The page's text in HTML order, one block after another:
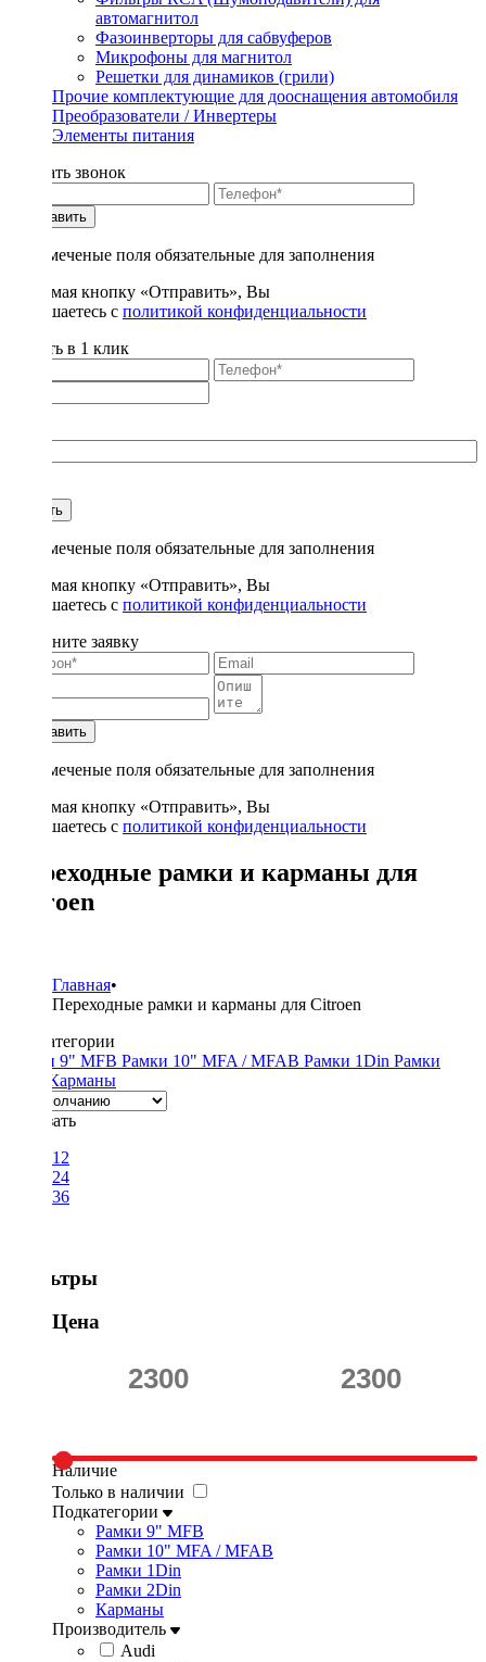
автомагнитол
Фазоинверторы для сабвуферов
Микрофоны для магнитол
Решетки для динамиков (грили)
Прочие комплектующие для дооснащения автомобиля
Преобразователи / Инвертеры
Элементы питания
Заказать звонок
Отправить
* - отмеченые поля обязательные для заполнения
Нажимая кнопку «Отправить», Вы
соглашаетесь с политикой конфиденциальности
Купить в 1 клик
Купить
* - отмеченые поля обязательные для заполнения
Нажимая кнопку «Отправить», Вы
соглашаетесь с политикой конфиденциальности
Заполните заявку
Отправить
* - отмеченые поля обязательные для заполнения
Нажимая кнопку «Отправить», Вы
соглашаетесь с политикой конфиденциальности
Переходные рамки и карманы для
Citroen
Главная•
Переходные рамки и карманы для Citroen
Подкатегории
Рамки 9" MFB Рамки 10" MFA / MFAB Рамки 1Din Рамки
Карманы
Показать
12
24
36
Фильтры
Цена
Наличие
Только в наличии
Подкатегории
Рамки 9" MFB
Рамки 10" MFA / MFAB
Рамки 1Din
Рамки 2Din
Карманы
Производитель
Audi